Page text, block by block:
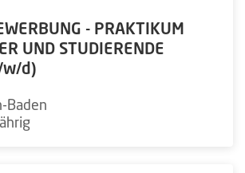
- PRAKTIKUM
UND STUDIERENDE
w/d)
Baden